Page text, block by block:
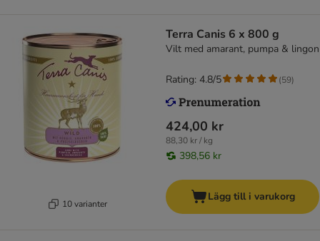
10 varianter
Terra Canis 6 x 800 g
Vilt med amarant, pumpa & lingon
424,00 kr
88,30 kr / kg
398,56 kr
Rating: 4.8/5 (59)
Lägg till i varukorg